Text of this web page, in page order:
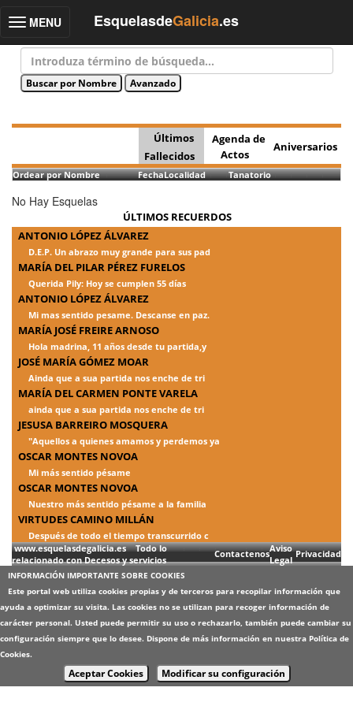
Toggle
MENU EsquelasdeGalicia.es
Últimos
Fallecidos
Agenda de
Actos
Aniversarios
Ordear por Nombre FechaLocalidad Tanatorio
No Hay Esquelas
ÚLTIMOS RECUERDOS
ANTONIO LÓPEZ ÁLVAREZ
D.E.P. Un abrazo muy grande para sus pad
MARÍA DEL PILAR PÉREZ FURELOS
Querida Pily: Hoy se cumplen 55 días
ANTONIO LÓPEZ ÁLVAREZ
Mi mas sentido pesame. Descanse en paz.
MARÍA JOSÉ FREIRE ARNOSO
Hola madrina, 11 años desde tu partida,y
JOSÉ MARÍA GÓMEZ MOAR
Ainda que a sua partida nos enche de tri
MARÍA DEL CARMEN PONTE VARELA
ainda que a sua partida nos enche de tri
JESUSA BARREIRO MOSQUERA
"Aquellos a quienes amamos y perdemos ya
OSCAR MONTES NOVOA
Mi más sentido pésame
OSCAR MONTES NOVOA
Nuestro más sentido pésame a la familia
VIRTUDES CAMINO MILLÁN
Después de todo el tiempo transcurrido c
www.esquelasdegalicia.es Todo lo
relacionado con Decesos y servicios
ContactenosAviso
Legal
Privacidad
INFORMACIÓN IMPORTANTE SOBRE COOKIES
Este portal web utiliza cookies propias y de terceros para recopilar información que
ayuda a optimizar su visita. Las cookies no se utilizan para recoger información de
carácter personal. Usted puede permitir su uso o rechazarlo, también puede cambiar su
configuración siempre que lo desee. Dispone de más información en nuestra Política de
Cookies.